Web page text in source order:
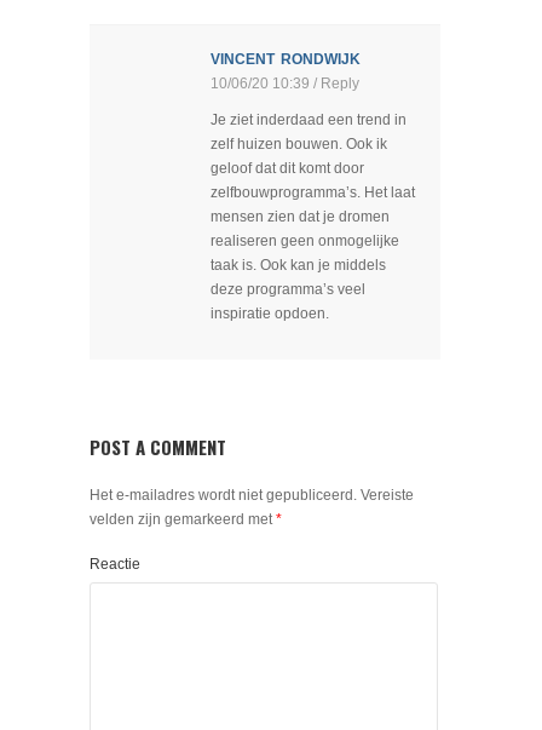
VINCENT RONDWIJK
10/06/20 10:39 / Reply
Je ziet inderdaad een trend in
zelf huizen bouwen. Ook ik
geloof dat dit komt door
zelfbouwprogramma’s. Het laat
mensen zien dat je dromen
realiseren geen onmogelijke
taak is. Ook kan je middels
deze programma’s veel
inspiratie opdoen.
POST A COMMENT
Het e-mailadres wordt niet gepubliceerd. Vereiste
velden zijn gemarkeerd met*
Reactie